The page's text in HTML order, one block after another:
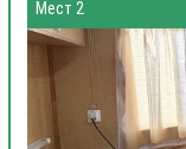
Мест 2